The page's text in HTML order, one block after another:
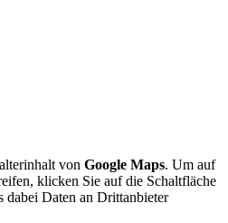
von Google Maps. Um auf
klicken Sie auf die Schaltfläche
dabei Daten an Drittanbieter